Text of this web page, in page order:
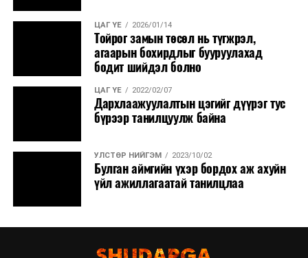
ЦАГ ҮЕ 2026/01/14
Тойрог замын төсөл нь түгжрэл,
агаарын бохирдлыг бууруулахад
бодит шийдэл болно
ЦАГ ҮЕ 2022/02/07
Дархлаажуулалтын цэгийг дүүрэг тус
бүрээр танилцуулж байна
УЛСТӨР НИЙГЭМ 2023/10/02
Булган аймгийн үхэр бордох аж ахуйн
үйл ажиллагаатай танилцлаа